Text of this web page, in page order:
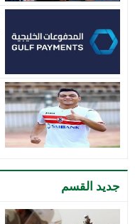
جديد القسم